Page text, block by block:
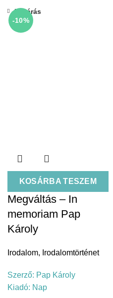
-10%
KOSÁRBA TESZEM
Bezárás
Megváltás – In
memoriam Pap
Károly
Irodalom, Irodalomtörténet
Szerző: Pap Károly
Kiadó: Nap